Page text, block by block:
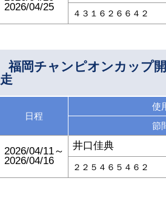
2026/04/25
４３１６２６６４２
福岡チャンピオンカップ
走
日程
使
節
2026/04/11～
2026/04/16
井口佳典
２２５４６５４６２